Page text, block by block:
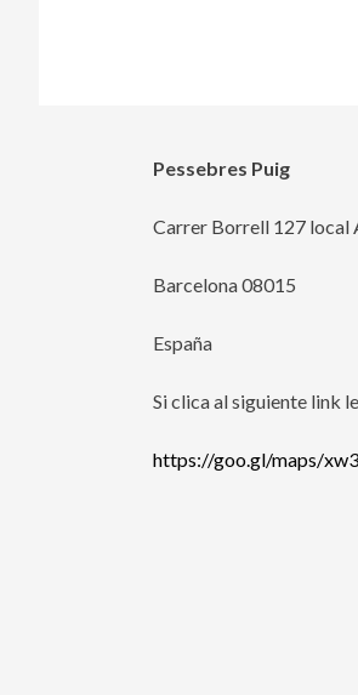
Pessebres Puig
Carrer Borrell 127 local
Barcelona 08015
España
Si clica al siguiente link
https://goo.gl/maps/